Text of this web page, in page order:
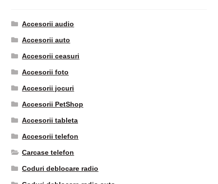
Accesorii audio
Accesorii auto
Accesorii ceasuri
Accesorii foto
Accesorii jocuri
Accesorii PetShop
Accesorii tableta
Accesorii telefon
Carcase telefon
Coduri deblocare radio